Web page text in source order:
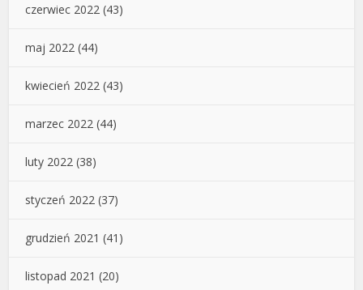
czerwiec 2022 (43)
maj 2022 (44)
kwiecień 2022 (43)
marzec 2022 (44)
luty 2022 (38)
styczeń 2022 (37)
grudzień 2021 (41)
listopad 2021 (20)